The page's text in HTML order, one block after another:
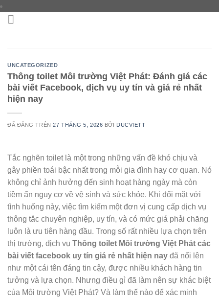
đến
UNCATEGORIZED
Thông toilet Môi trường Việt Phát: Đánh giá các
bài viết Facebook, dịch vụ uy tín và giá rẻ nhất
hiện nay
ĐÃ ĐĂNG TRÊN27 THÁNG 5, 2026 BỞI DUCVIETT
Tắc nghẽn toilet là một trong những vấn đề khó chịu và
gây phiền toái bậc nhất trong mỗi gia đình hay cơ quan. Nó
không chỉ ảnh hưởng đến sinh hoạt hàng ngày mà còn
tiềm ẩn nguy cơ về vệ sinh và sức khỏe. Khi đối mặt với
tình huống này, việc tìm kiếm một đơn vị cung cấp dịch vụ
thông tắc chuyên nghiệp, uy tín, và có mức giá phải chăng
luôn là ưu tiên hàng đầu. Trong số rất nhiều lựa chọn trên
thị trường, dịch vụ Thông toilet Môi trường Việt Phát các
bài viết facebook uy tín giá rẻ nhất hiện nay đã nổi lên
như một cái tên đáng tin cậy, được nhiều khách hàng tin
tưởng và lựa chọn. Nhưng điều gì đã làm nên sự khác biệt
của Môi trường Việt Phát? Và làm thế nào để xác minh